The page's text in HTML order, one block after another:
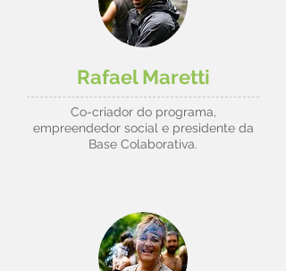
Rafael Maretti
Co-criador do programa,
empreendedor social e presidente da
Base Colaborativa.